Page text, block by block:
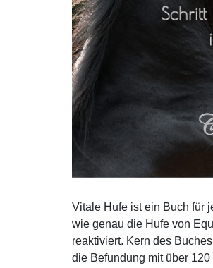
Vitale Hufe ist ein Buch für
wie genau die Hufe von
reaktiviert. Kern des
die Befundung mit über